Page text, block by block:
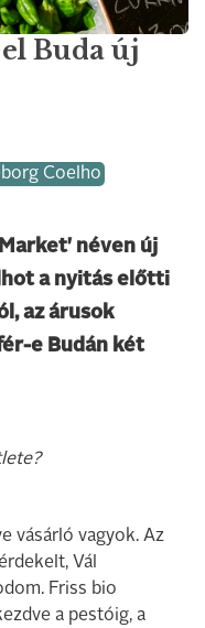
Buda új
Coelho
néven új
a nyitás előtti
az árusok
e Budán két
vásárló vagyok. Az
Vál
Friss bio
a pestóig, a